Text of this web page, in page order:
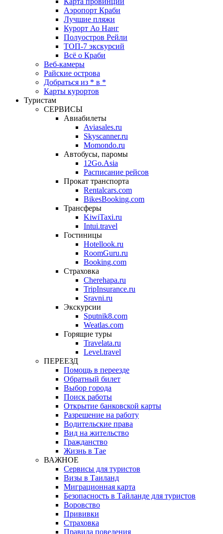
Аэропорт Краби
Лучшие пляжи
Курорт Ао Нанг
Полуостров Рейли
ТОП-7 экскурсий
Всё о Краби
Веб-камеры
Райские острова
Добраться из * в *
Карты курортов
Туристам
СЕРВИСЫ
Авиабилеты
Aviasales.ru
Skyscanner.ru
Momondo.ru
Автобусы, паромы
12Go.Asia
Расписание рейсов
Прокат транспорта
Rentalcars.com
BikesBooking.com
Трансферы
KiwiTaxi.ru
Intui.travel
Гостиницы
Hotellook.ru
RoomGuru.ru
Booking.com
Страховка
Cherehapa.ru
TripInsurance.ru
Sravni.ru
Экскурсии
Sputnik8.com
Weatlas.com
Горящие туры
Travelata.ru
Level.travel
ПЕРЕЕЗД
Помощь в переезде
Обратный билет
Выбор города
Поиск работы
Открытие банковской карты
Разрешение на работу
Водительские права
Вид на жительство
Гражданство
Жизнь в Тае
ВАЖНОЕ
Сервисы для туристов
Визы в Таиланд
Миграционная карта
Безопасность в Тайланде для туристов
Воровство
Прививки
Страховка
Правила поведения